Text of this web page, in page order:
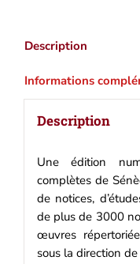
pdf,
Description
Informations
Description
Une édition
complètes de
de notices,
de plus de 3000
œuvres
sous la direction